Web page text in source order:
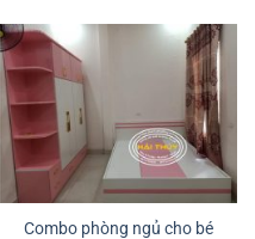
Combo phòng ngủ cho bé